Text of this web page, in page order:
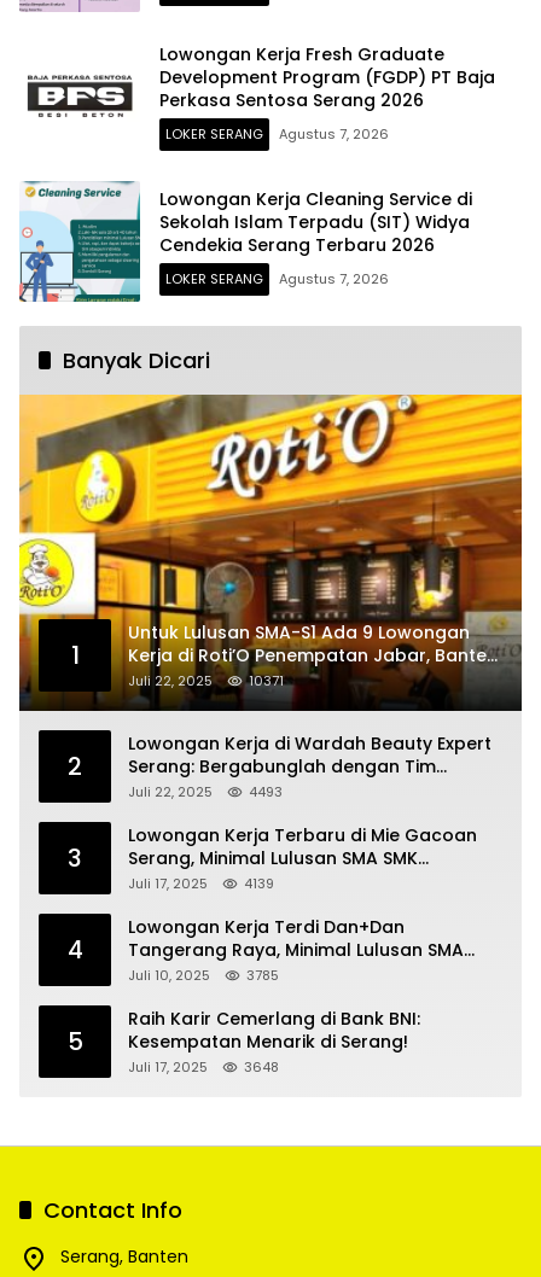
Lowongan Kerja Fresh Graduate
Development Program (FGDP) PT Baja
Perkasa Sentosa Serang 2026
LOKER SERANG Agustus 7, 2026
Lowongan Kerja Cleaning Service di
Sekolah Islam Terpadu (SIT) Widya
Cendekia Serang Terbaru 2026
LOKER SERANG Agustus 7, 2026
Banyak Dicari
1
Untuk Lulusan SMA-S1 Ada 9 Lowongan
Kerja di Roti’O Penempatan Jabar, Banten
dan Jakarta
Juli 22, 2025 10371
2
Lowongan Kerja di Wardah Beauty Expert
Serang: Bergabunglah dengan Tim
Kecantikan
Juli 22, 2025 4493
3
Lowongan Kerja Terbaru di Mie Gacoan
Serang, Minimal Lulusan SMA SMK
Sederajat
Juli 17, 2025 4139
4
Lowongan Kerja Terdi Dan+Dan
Tangerang Raya, Minimal Lulusan SMA
SMK
Juli 10, 2025 3785
5
Raih Karir Cemerlang di Bank BNI:
Kesempatan Menarik di Serang!
Juli 17, 2025 3648
Contact Info
Serang, Banten